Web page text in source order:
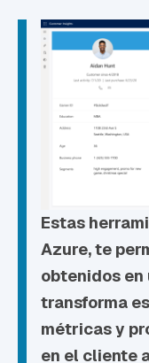
Estas
Azure, te
obtenidos en
transforma
métricas y
en el cliente